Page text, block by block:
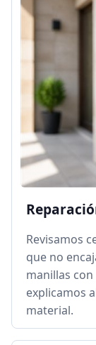
Revisamos
que no
manillas
explicamos
material.